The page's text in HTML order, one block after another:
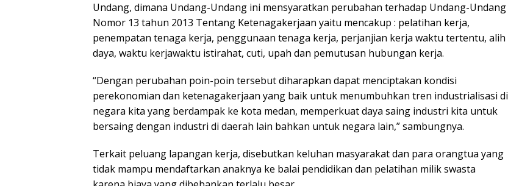
Undang, dimana Undang-Undang ini mensyaratkan perubahan terhadap Undang-Undang
Nomor 13 tahun 2013 Tentang Ketenagakerjaan yaitu mencakup : pelatihan kerja,
penempatan tenaga kerja, penggunaan tenaga kerja, perjanjian kerja waktu tertentu, alih
daya, waktu kerjawaktu istirahat, cuti, upah dan pemutusan hubungan kerja.
“Dengan perubahan poin-poin tersebut diharapkan dapat menciptakan kondisi
perekonomian dan ketenagakerjaan yang baik untuk menumbuhkan tren industrialisasi di
negara kita yang berdampak ke kota medan, memperkuat daya saing industri kita untuk
bersaing dengan industri di daerah lain bahkan untuk negara lain,” sambungnya.
Terkait peluang lapangan kerja, disebutkan keluhan masyarakat dan para orangtua yang
tidak mampu mendaftarkan anaknya ke balai pendidikan dan pelatihan milik swasta